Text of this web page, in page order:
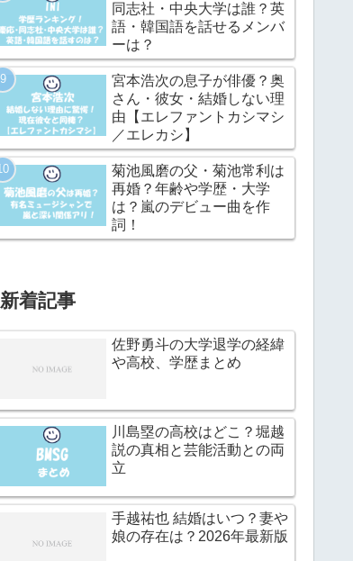
同志社・中央大学は誰？英
語・韓国語を話せるメンバ
ーは？
宮本浩次の息子が俳優？奥
さん・彼女・結婚しない理
由【エレファントカシマシ
／エレカシ】
菊池風磨の父・菊池常利は
再婚？年齢や学歴・大学
は？嵐のデビュー曲を作
詞！
新着記事
佐野勇斗の大学退学の経緯
や高校、学歴まとめ
川島塁の高校はどこ？堀越
説の真相と芸能活動との両
立
手越祐也 結婚はいつ？妻や
娘の存在は？2026年最新版